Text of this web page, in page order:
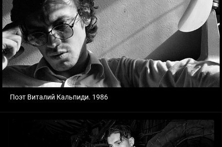
Поэт Виталий Кальпиди. 1986